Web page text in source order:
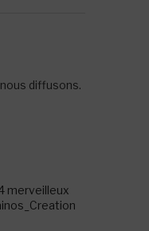
diffusons.
merveilleux